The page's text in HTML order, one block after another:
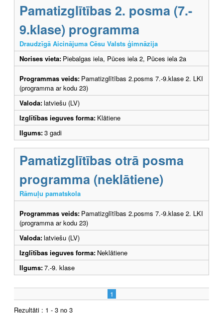
Pamatizglītības 2. posma (7.-
9.klase) programma
Draudzīgā Aicinājuma Cēsu Valsts ģimnāzija
Norises vieta: Piebalgas iela, Pūces iela 2, Pūces iela 2a
Programmas veids: Pamatizglītības 2.posms 7.-9.klase 2. LKI
(programma ar kodu 23)
Valoda:latviešu (LV)
Izglītības ieguves forma: Klātiene
Ilgums:3 gadi
Pamatizglītības otrā posma
programma (neklātiene)
Rāmuļu pamatskola
Programmas veids: Pamatizglītības 2.posms 7.-9.klase 2. LKI
(programma ar kodu 23)
Valoda:latviešu (LV)
Izglītības ieguves forma: Neklātiene
Ilgums:7.-9. klase
1
Rezultāti : 1 - 3 no 3